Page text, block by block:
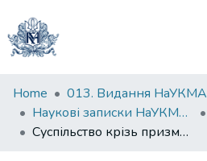
Communities
&
Collections
Home
013. Видання НаУКМА
Наукові записки НаУКМА. Історичні науки
Суспільство крізь призму освіти : (огляд наукового семінару "Проблеми освіти й освіченості в середньовічній та ранньомодерній Україні")